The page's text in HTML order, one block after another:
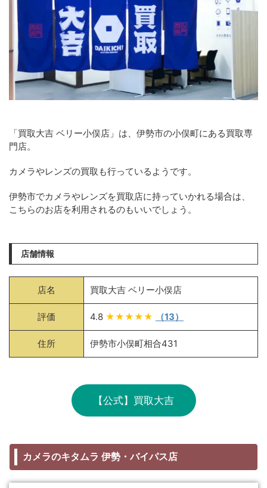
「買取大吉 ベリー小俣店」は、伊勢市の小俣町にある買取専
門店。
カメラやレンズの買取も行っているようです。
伊勢市でカメラやレンズを買取店に持っていかれる場合は、
こちらのお店を利用されるのもいいでしょう。
店舗情報
店名 買取大吉 ベリー小俣店
評価 4.8 ★★★★★ （13）
住所 伊勢市小俣町相合431
【公式】買取大吉
カメラのキタムラ 伊勢・バイパス店